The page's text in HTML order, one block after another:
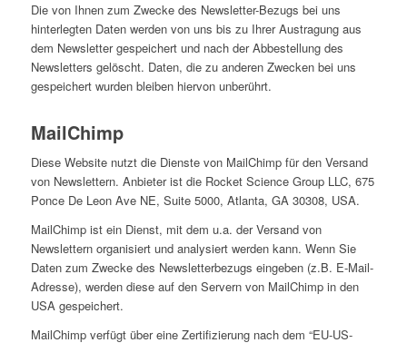
Die von Ihnen zum Zwecke des Newsletter-Bezugs bei uns
hinterlegten Daten werden von uns bis zu Ihrer Austragung aus
dem Newsletter gespeichert und nach der Abbestellung des
Newsletters gelöscht. Daten, die zu anderen Zwecken bei uns
gespeichert wurden bleiben hiervon unberührt.
MailChimp
Diese Website nutzt die Dienste von MailChimp für den Versand
von Newslettern. Anbieter ist die Rocket Science Group LLC, 675
Ponce De Leon Ave NE, Suite 5000, Atlanta, GA 30308, USA.
MailChimp ist ein Dienst, mit dem u.a. der Versand von
Newslettern organisiert und analysiert werden kann. Wenn Sie
Daten zum Zwecke des Newsletterbezugs eingeben (z.B. E-Mail-
Adresse), werden diese auf den Servern von MailChimp in den
USA gespeichert.
MailChimp verfügt über eine Zertifizierung nach dem “EU-US-